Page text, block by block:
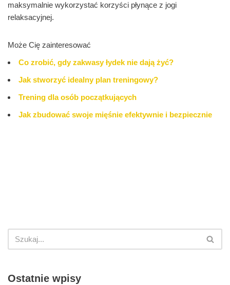
maksymalnie wykorzystać korzyści płynące z jogi
relaksacyjnej.
Może Cię zainteresować
Co zrobić, gdy zakwasy łydek nie dają żyć?
Jak stworzyć idealny plan treningowy?
Trening dla osób początkujących
Jak zbudować swoje mięśnie efektywnie i bezpiecznie
Ostatnie wpisy